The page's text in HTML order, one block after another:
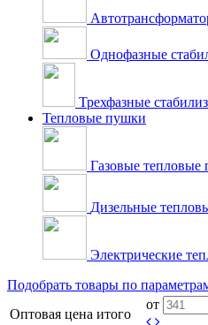
Однофазные
Трехфазные
Тепловые пушки
Газовые тепловые
Дизельные
Электрические
Подобрать товары по
Оптовая цена итого
от